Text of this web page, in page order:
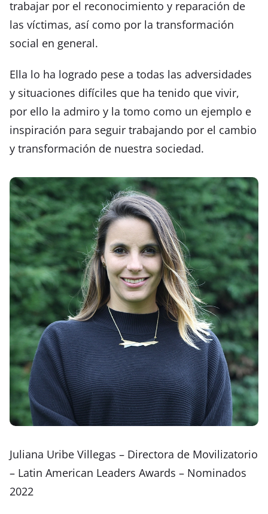
trabajar por el reconocimiento y reparación de
las víctimas, así como por la transformación
social en general.
Ella lo ha logrado pese a todas las adversidades
y situaciones difíciles que ha tenido que vivir,
por ello la admiro y la tomo como un ejemplo e
inspiración para seguir trabajando por el cambio
y transformación de nuestra sociedad.
Juliana Uribe Villegas – Directora de Movilizatorio
– Latin American Leaders Awards – Nominados
2022